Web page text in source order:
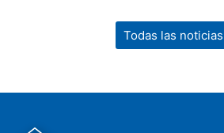
Todas las noticias